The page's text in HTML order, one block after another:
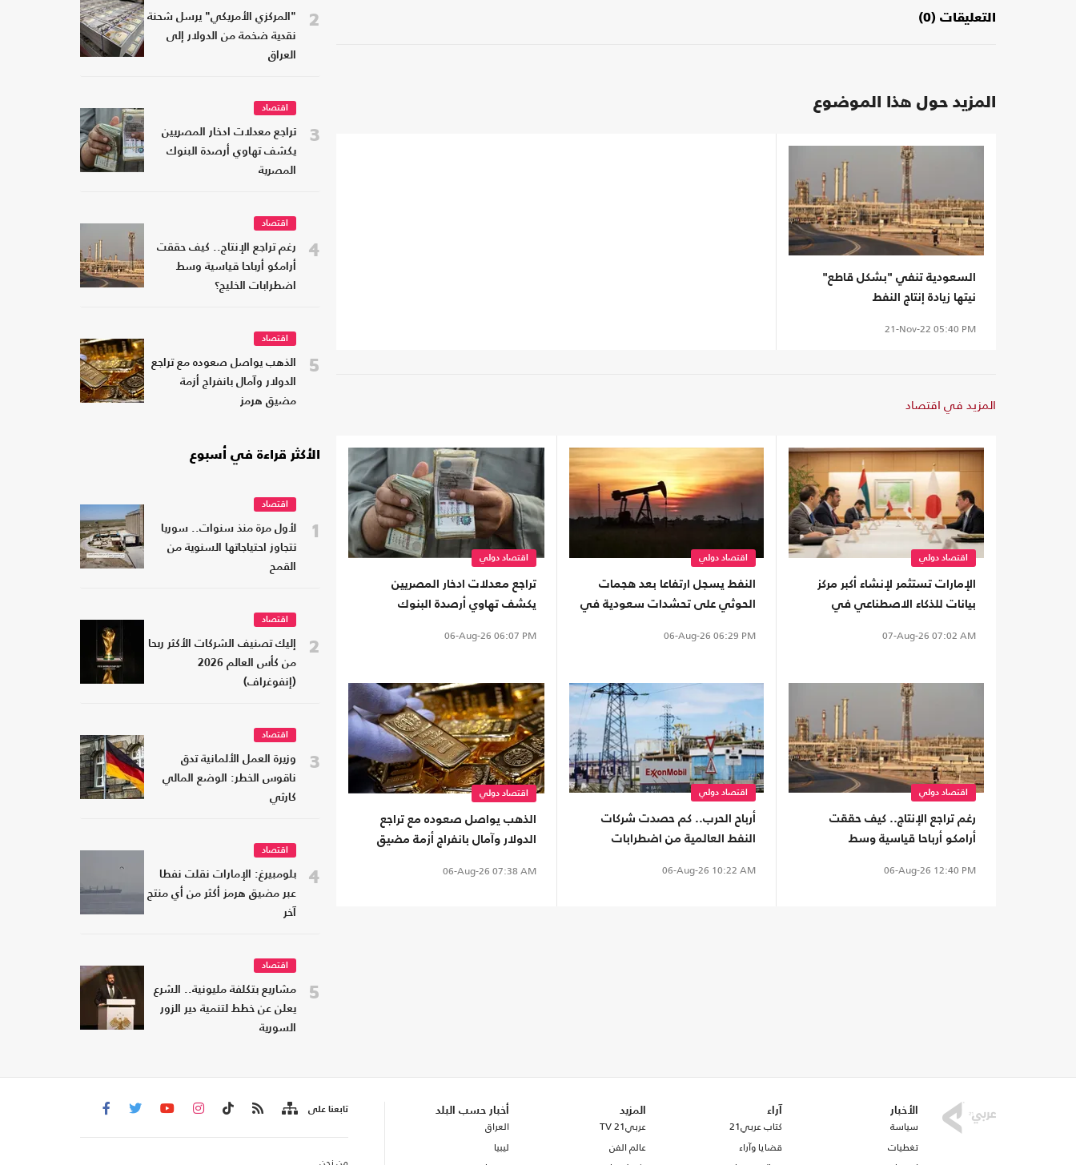
التعليقات (0)
المزيد حول هذا الموضوع
السعودية تنفي "بشكل قاطع"
نيتها زيادة إنتاج النفط
21-Nov-22 05:40 PM
المزيد في اقتصاد
اقتصاد دولي
الإمارات تستثمر لإنشاء أكبر مركز
بيانات للذكاء الاصطناعي في
07-Aug-26 07:02 AM
اقتصاد دولي
النفط يسجل ارتفاعا بعد هجمات
الحوثي على تحشدات سعودية في
06-Aug-26 06:29 PM
اقتصاد دولي
تراجع معدلات ادخار المصريين
يكشف تهاوي أرصدة البنوك
06-Aug-26 06:07 PM
اقتصاد دولي
رغم تراجع الإنتاج.. كيف حققت
أرامكو أرباحا قياسية وسط
06-Aug-26 12:40 PM
اقتصاد دولي
أرباح الحرب.. كم حصدت شركات
النفط العالمية من اضطرابات
06-Aug-26 10:22 AM
اقتصاد دولي
الذهب يواصل صعوده مع تراجع
الدولار وآمال بانفراج أزمة مضيق
06-Aug-26 07:38 AM
2
"المركزي الأمريكي" يرسل شحنة
نقدية ضخمة من الدولار إلى
العراق
3
اقتصاد
تراجع معدلات ادخار المصريين
يكشف تهاوي أرصدة البنوك
المصرية
4
اقتصاد
رغم تراجع الإنتاج.. كيف حققت
أرامكو أرباحا قياسية وسط
اضطرابات الخليج؟
5
اقتصاد
الذهب يواصل صعوده مع تراجع
الدولار وآمال بانفراج أزمة
مضيق هرمز
الأكثر قراءة في أسبوع
1
اقتصاد
لأول مرة منذ سنوات.. سوريا
تتجاوز احتياجاتها السنوية من
القمح
2
اقتصاد
إليك تصنيف الشركات الأكثر ربحا
من كأس العالم 2026
(إنفوغراف)
3
اقتصاد
وزيرة العمل الألمانية تدق
ناقوس الخطر: الوضع المالي
كارثي
4
اقتصاد
بلومبيرغ: الإمارات نقلت نفطا
عبر مضيق هرمز أكثر من أي منتج
آخر
5
اقتصاد
مشاريع بتكلفة مليونية.. الشرع
يعلن عن خطط لتنمية دير الزور
السورية
الأخبار
سياسة
تغطيات
آراء
كتاب عربي21
قضايا وآراء
المزيد
عربي21 TV
عالم الفن
أخبار حسب البلد
العراق
ليبيا
تابعنا على